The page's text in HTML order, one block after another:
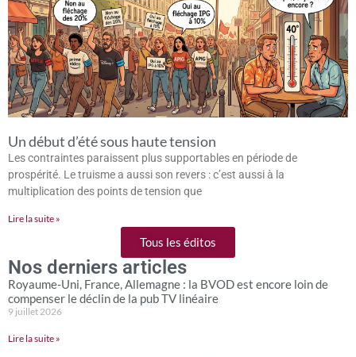
Un début d’été sous haute tension
Les contraintes paraissent plus supportables en période de
prospérité. Le truisme a aussi son revers : c’est aussi à la
multiplication des points de tension que
Lire la suite »
Tous les éditos
Nos derniers articles
Royaume-Uni, France, Allemagne : la BVOD est encore loin de
compenser le déclin de la pub TV linéaire
9 juillet 2026
Lire la suite »